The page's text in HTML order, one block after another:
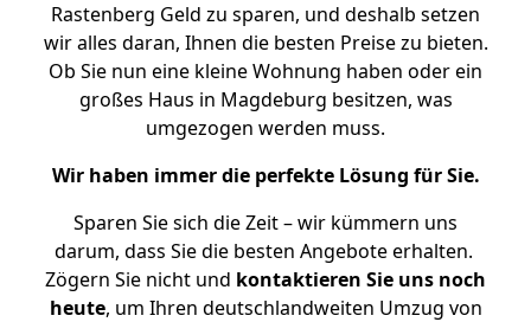
Rastenberg Geld zu sparen, und deshalb setzen
wir alles daran, Ihnen die besten Preise zu bieten.
Ob Sie nun eine kleine Wohnung haben oder ein
großes Haus in Magdeburg besitzen, was
umgezogen werden muss.
Wir haben immer die perfekte Lösung für Sie.
Sparen Sie sich die Zeit – wir kümmern uns
darum, dass Sie die besten Angebote erhalten.
Zögern Sie nicht und kontaktieren Sie uns noch
heute, um Ihren deutschlandweiten Umzug von